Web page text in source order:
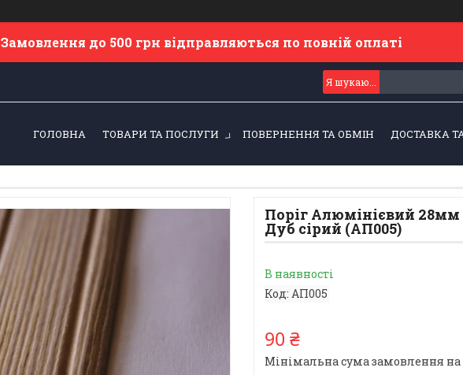
Замовлення до 500 грн відправляються по повній оплаті
ГОЛОВНА ТОВАРИ ТА ПОСЛУГИ ПОВЕРНЕННЯ ТА ОБМІН ДОСТАВКА
Поріг Алюмінієвий
Дуб сірий (АП005)
В наявності
Код: АП005
90 ₴
Мінімальна сума замовлення на